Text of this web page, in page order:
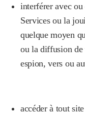
interférer avec
Services ou la
quelque moyen
ou la diffusion
espion, vers ou
accéder à tout